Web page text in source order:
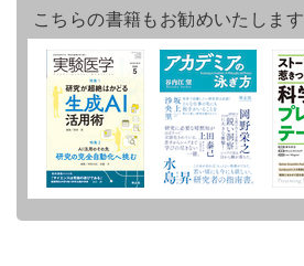
こちらの書籍もお勧めいたします